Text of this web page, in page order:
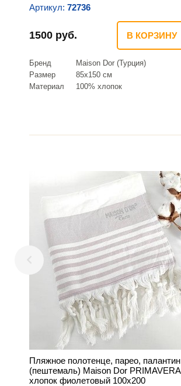
Артикул: 72736
1500 руб. В КОРЗИНУ
Бренд
Maison Dor (Турция)
Размер
85х150 см
Материал
100% хлопок
Пляжное полотенце, парео, палантин
(пештемаль) Maison Dor PRIMAVERA
хлопок фиолетовый 100х200